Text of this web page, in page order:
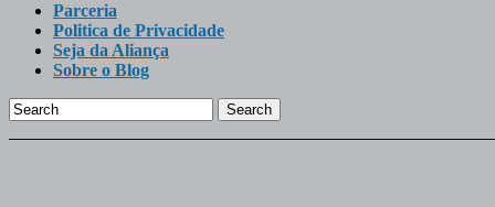
Parceria
Politica de Privacidade
Seja da Aliança
Sobre o Blog
Search